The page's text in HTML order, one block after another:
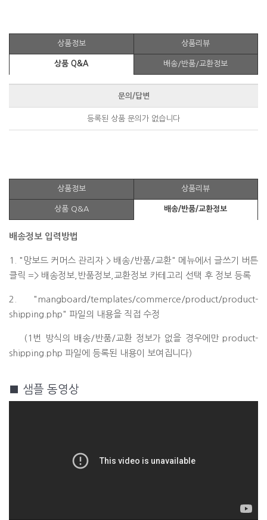
상품정보 상품리뷰
상품 Q&A 배송/반품/교환정보
문의/답변
등록된 상품 문의가 없습니다
상품정보 상품리뷰
상품 Q&A 배송/반품/교환정보
배송정보 입력방법
1. "망보드 커머스 관리자 > 배송/반품/교환" 메뉴에서 글쓰기 버튼
클릭 => 배송정보,반품정보,교환정보 카테고리 선택 후 정보 등록
2. "mangboard/templates/commerce/product/product-
shipping.php" 파일의 내용을 직접 수정
(1번 방식의 배송/반품/교환 정보가 없을 경우에만 product-
shipping.php 파일에 등록된 내용이 보여집니다)
■ 샘플 동영상